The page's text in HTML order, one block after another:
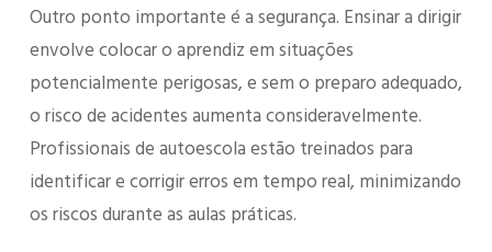
Outro ponto importante é a segurança. Ensinar a dirigir
envolve colocar o aprendiz em situações
potencialmente perigosas, e sem o preparo adequado,
o risco de acidentes aumenta consideravelmente.
Profissionais de autoescola estão treinados para
identificar e corrigir erros em tempo real, minimizando
os riscos durante as aulas práticas.